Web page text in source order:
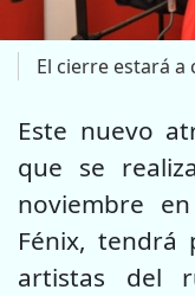
El cierre estará a
Este nuevo
que se
noviembre
Fénix, tendrá
artistas del